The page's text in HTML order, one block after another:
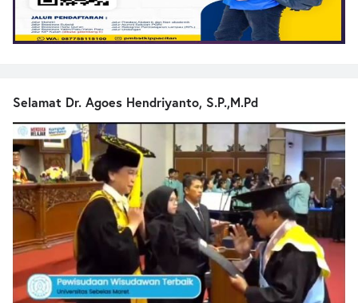
Selamat Dr. Agoes Hendriyanto, S.P.,M.Pd